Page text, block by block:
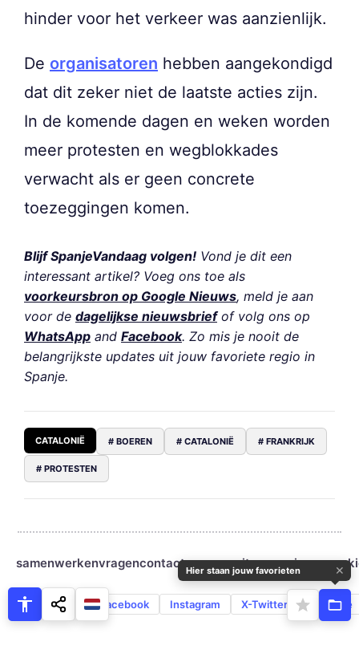
hinder voor het verkeer was aanzienlijk.
De organisatoren hebben aangekondigd
dat dit zeker niet de laatste acties zijn.
In de komende dagen en weken worden
meer protesten en wegblokkades
verwacht als er geen concrete
toezeggingen komen.
Blijf SpanjeVandaag volgen! Vond je dit een
interessant artikel? Voeg ons toe als
voorkeursbron op Google Nieuws, meld je aan
voor de dagelijkse nieuwsbriefof volg ons op
WhatsApp and Facebook. Zo mis je nooit de
belangrijkste updates uit jouw favoriete regio in
Spanje.
CATALONIË # BOEREN # CATALONIË # FRANKRIJK
# PROTESTEN
samenwerkenvragencontactover onssitemapprivacy
WhatsApp Facebook Instagram X-Twitter YouTube
Hier staan jouw favorieten ✕